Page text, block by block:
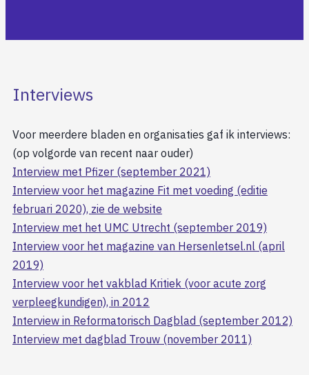
Interviews
Voor meerdere bladen en organisaties gaf ik interviews:
(op volgorde van recent naar ouder)
Interview met Pfizer (september 2021)
Interview voor het magazine Fit met voeding (editie
februari 2020), zie de website
Interview met het UMC Utrecht (september 2019)
Interview voor het magazine van Hersenletsel.nl (april
2019)
Interview voor het vakblad Kritiek (voor acute zorg
verpleegkundigen), in 2012
Interview in Reformatorisch Dagblad (september 2012)
Interview met dagblad Trouw (november 2011)